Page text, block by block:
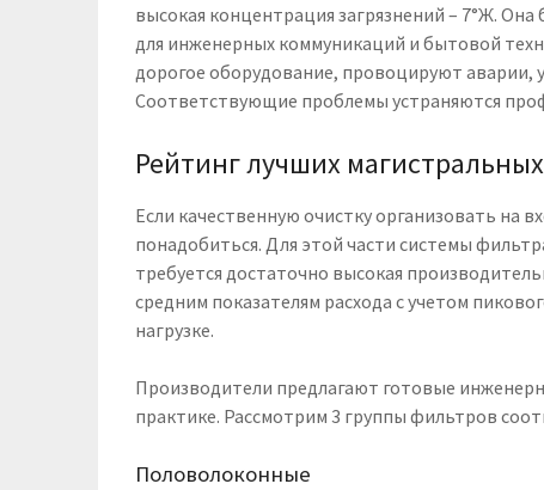
высокая концентрация загрязнений – 7°Ж.
для инженерных коммуникаций и бытовой
дорогое оборудование, провоцируют аварии,
Соответствующие проблемы устраняются
Рейтинг лучших
Если качественную очистку организовать на
понадобиться. Для этой части системы
требуется достаточно высокая
средним показателям расхода с учетом
нагрузке.
Производители предлагают готовые
практике. Рассмотрим 3 группы фильтров
Половолоконные